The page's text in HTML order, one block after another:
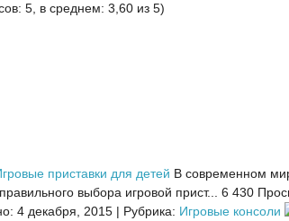
5, в среднем: 3,60 из 5)
приставки для детей В современном
выбора игровой прист...
6 430
4 декабря, 2015 | Рубрика: Игровые консоли